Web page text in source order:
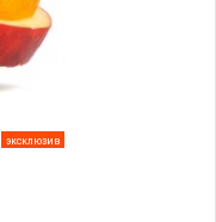
эксклюзив